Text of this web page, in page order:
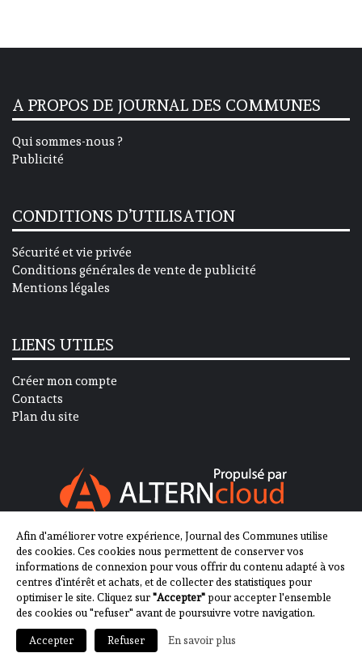
A PROPOS DE JOURNAL DES COMMUNES
Qui sommes-nous ?
Publicité
CONDITIONS D’UTILISATION
Sécurité et vie privée
Conditions générales de vente de publicité
Mentions légales
LIENS UTILES
Créer mon compte
Contacts
Plan du site
SUIVEZ-NOUS SUR
2013-2023 - Journal des Communes ©
Afin d'améliorer votre expérience, Journal des Communes utilise
des cookies. Ces cookies nous permettent de conserver vos
informations de connexion pour vous offrir du contenu adapté à vos
centres d'intérêt et achats, et de collecter des statistiques pour
optimiser le site. Cliquez sur"Accepter"pour accepter l'ensemble
des cookies ou "refuser" avant de poursuivre votre navigation.
Accepter Refuser En savoir plus